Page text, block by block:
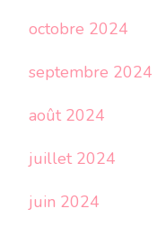
octobre 2024
septembre 2024
août 2024
juillet 2024
juin 2024